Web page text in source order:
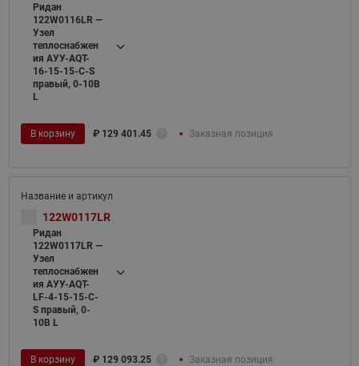
Ридан
122W0116LR —
Узел
теплоснабжен
ия АУУ-AQT-
16-15-15-C-S
правый, 0-10В
L
В корзину ₽ 129 401.45 Заказная позиция
122W0117LR
Ридан
122W0117LR —
Узел
теплоснабжен
ия АУУ-AQT-
LF-4-15-15-C-
S правый, 0-
10В L
В корзину ₽ 129 093.25 Заказная позиция